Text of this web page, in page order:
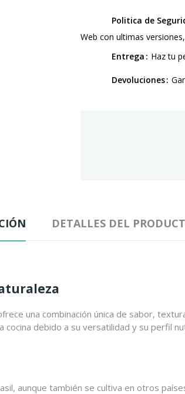
Politica de
Web con ultimas
Entrega
Haz tu
Devoluciones
DETALLES DEL
una combinación única de sabor,
debido a su versatilidad y su perfil
aunque también se cultiva en otros